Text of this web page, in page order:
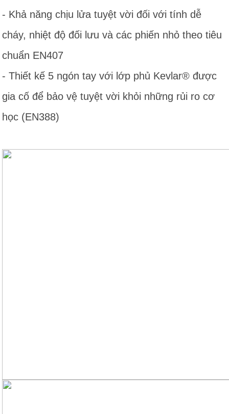
- Khả năng chịu lửa tuyệt vời đối với tính dễ
cháy, nhiệt độ đối lưu và các phiến nhỏ theo tiêu
chuẩn EN407
- Thiết kế 5 ngón tay với lớp phủ Kevlar® được
gia cố để bảo vệ tuyệt vời khỏi những rủi ro cơ
học (EN388)